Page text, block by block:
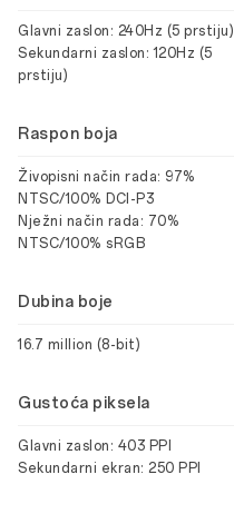
Glavni zaslon: 240Hz (5 prstiju)
Sekundarni zaslon: 120Hz (5
prstiju)
Raspon boja
Živopisni način rada: 97%
NTSC/100% DCI-P3
Nježni način rada: 70%
NTSC/100% sRGB
Dubina boje
16.7 million (8-bit)
Gustoća piksela
Glavni zaslon: 403 PPI
Sekundarni ekran: 250 PPI